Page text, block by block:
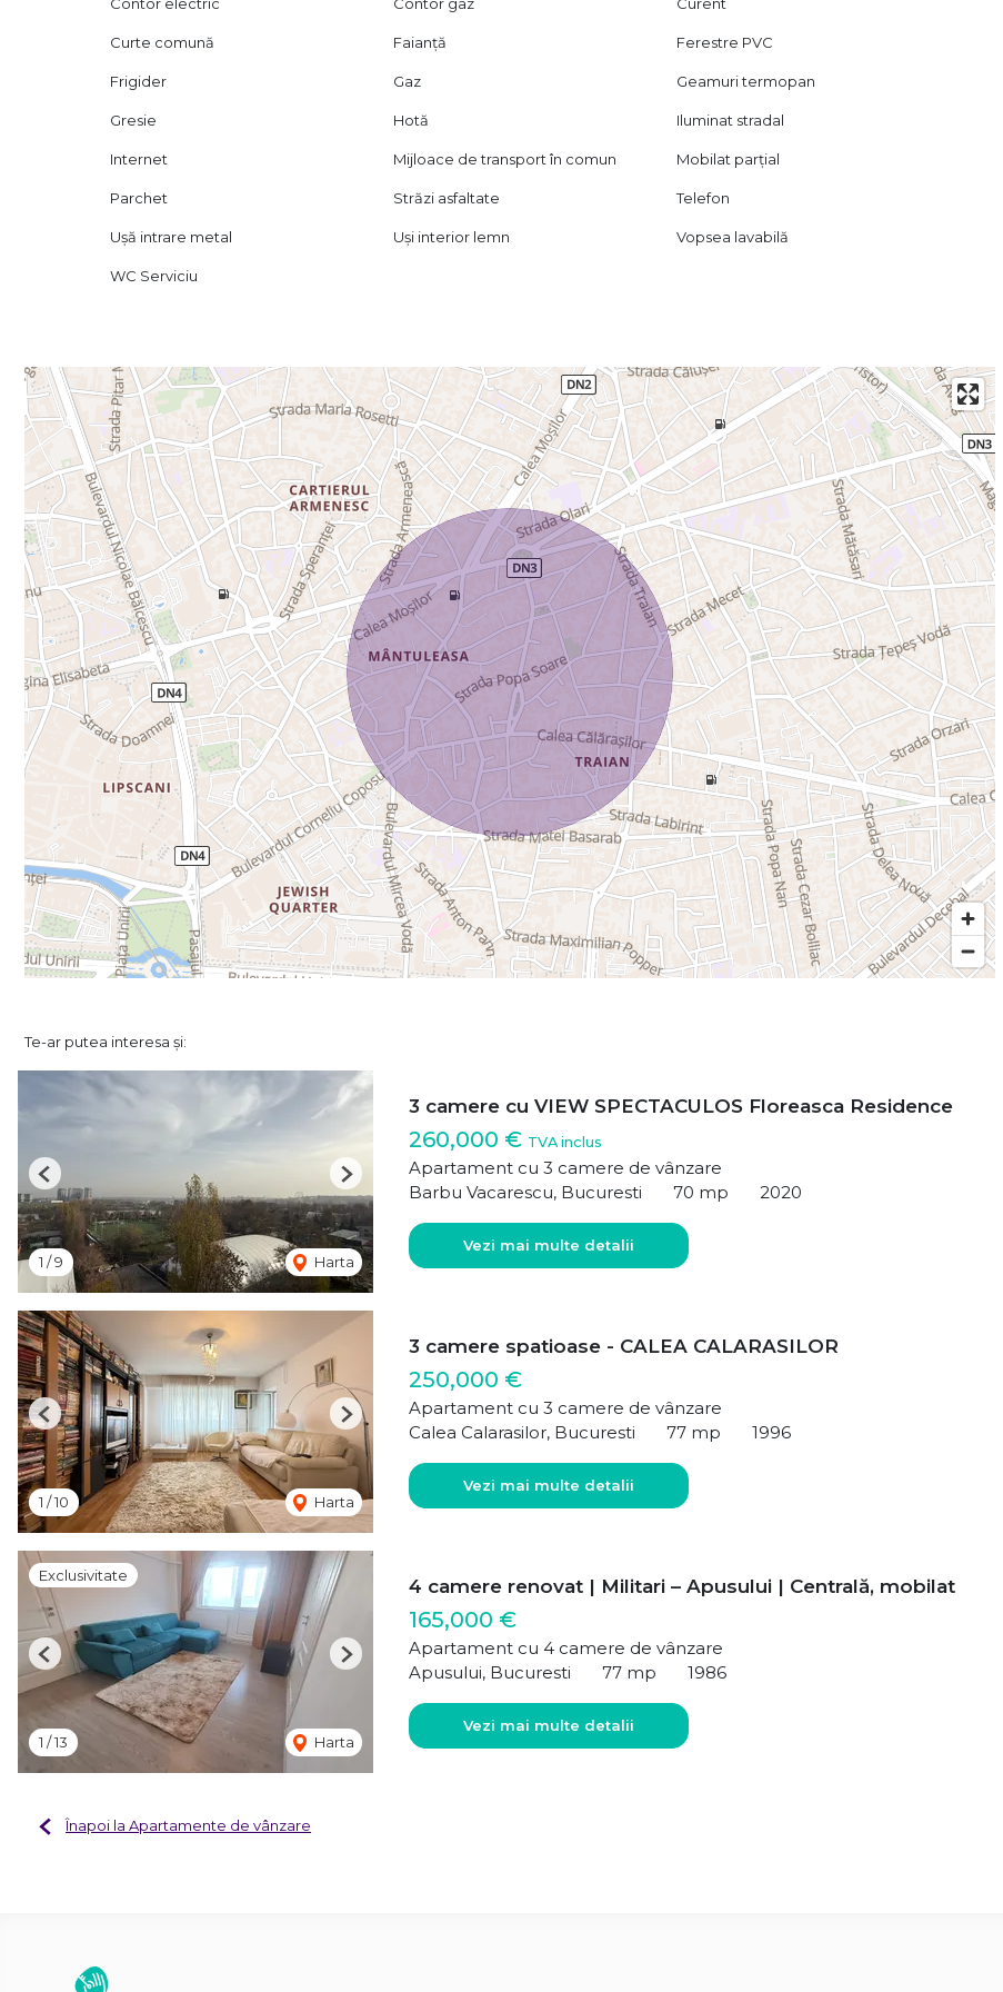
Contor electric Contor gaz Curent
Curte comună Faianță Ferestre PVC
Frigider Gaz Geamuri termopan
Gresie Hotă Iluminat stradal
Internet Mijloace de transport în comun Mobilat parțial
Parchet Străzi asfaltate Telefon
Ușă intrare metal Uși interior lemn Vopsea lavabilă
WC Serviciu
Te-ar putea interesa și:
1 /9 Harta
Previous Next
3 camere cu VIEW SPECTACULOS Floreasca Residence
260,000 € TVA inclus
Apartament cu 3 camere de vânzare
Barbu Vacarescu, Bucuresti
70 mp 2020
Vezi mai multe detalii
1 /10 Harta
Previous Next
3 camere spatioase - CALEA CALARASILOR
250,000 €
Apartament cu 3 camere de vânzare
Calea Calarasilor, Bucuresti
77 mp 1996
Vezi mai multe detalii
Exclusivitate
1 /13 Harta
Previous Next
4 camere renovat | Militari – Apusului | Centrală, mobilat
165,000 €
Apartament cu 4 camere de vânzare
Apusului, Bucuresti
77 mp 1986
Vezi mai multe detalii
Înapoi la Apartamente de vânzare